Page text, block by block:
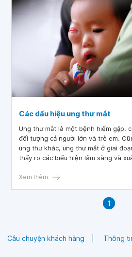
Các dấu hiệu ung thư mắt
Ung thư mắt là một bệnh hiếm gặp,
đối tượng cả người lớn và trẻ em.
ung thư khác, ung thư mắt ở giai
thấy rõ các biểu hiện lâm sàng và
mang lại hiệu quả cao và ảnh hưởng
Xem thêm
1
Câu chuyện khách hàng Thông